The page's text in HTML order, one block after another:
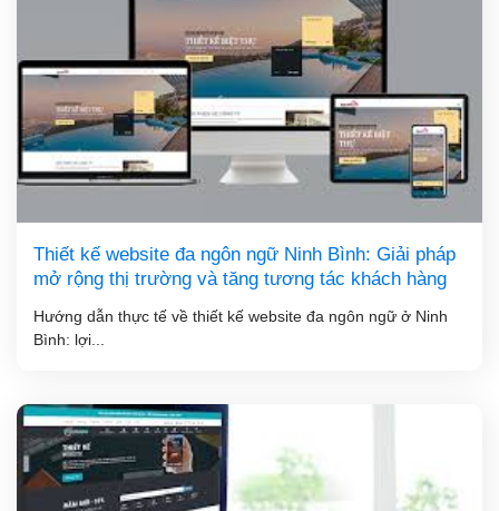
Thiết kế website đa ngôn ngữ Ninh Bình: Giải pháp
mở rộng thị trường và tăng tương tác khách hàng
Hướng dẫn thực tế về thiết kế website đa ngôn ngữ ở Ninh
Bình: lợi...